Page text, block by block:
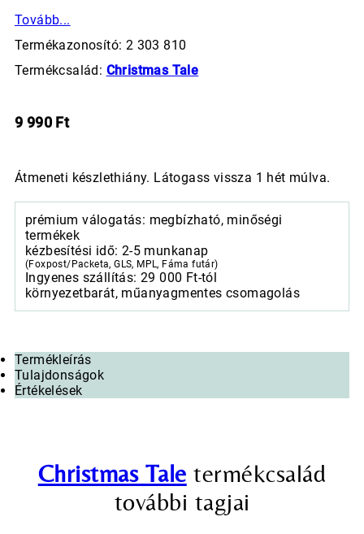
Tovább...
Termékazonosító: 2 303 810
Termékcsalád: Christmas Tale
9 990 Ft
Átmeneti készlethiány. Látogass vissza 1 hét múlva.
prémium válogatás: megbízható, minőségi
termékek
kézbesítési idő: 2-5 munkanap
(Foxpost/Packeta, GLS, MPL, Fáma futár)
Ingyenes szállítás: 29 000 Ft-tól
környezetbarát, műanyagmentes csomagolás
Termékleírás
Tulajdonságok
Értékelések
Christmas Tale termékcsalád
további tagjai